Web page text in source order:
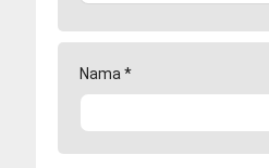
Nama *